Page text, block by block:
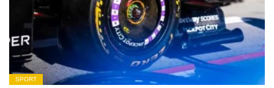
SPORT